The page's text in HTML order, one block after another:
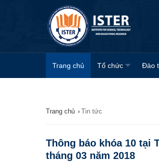
Trang chủ Tổ chức Đào
Trang chủ › Tin tức
Thông báo khóa 10 tại
tháng 03 năm 2018